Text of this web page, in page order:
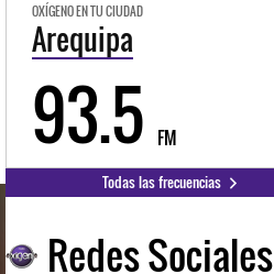
OXÍGENO EN TU CIUDAD
Arequipa
93.5 FM
Todas las frecuencias
Redes Sociales